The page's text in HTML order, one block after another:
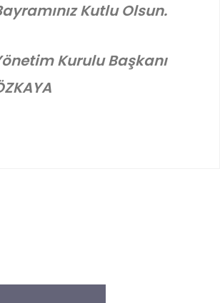
Kutlu Olsun.
Kurulu Başkanı